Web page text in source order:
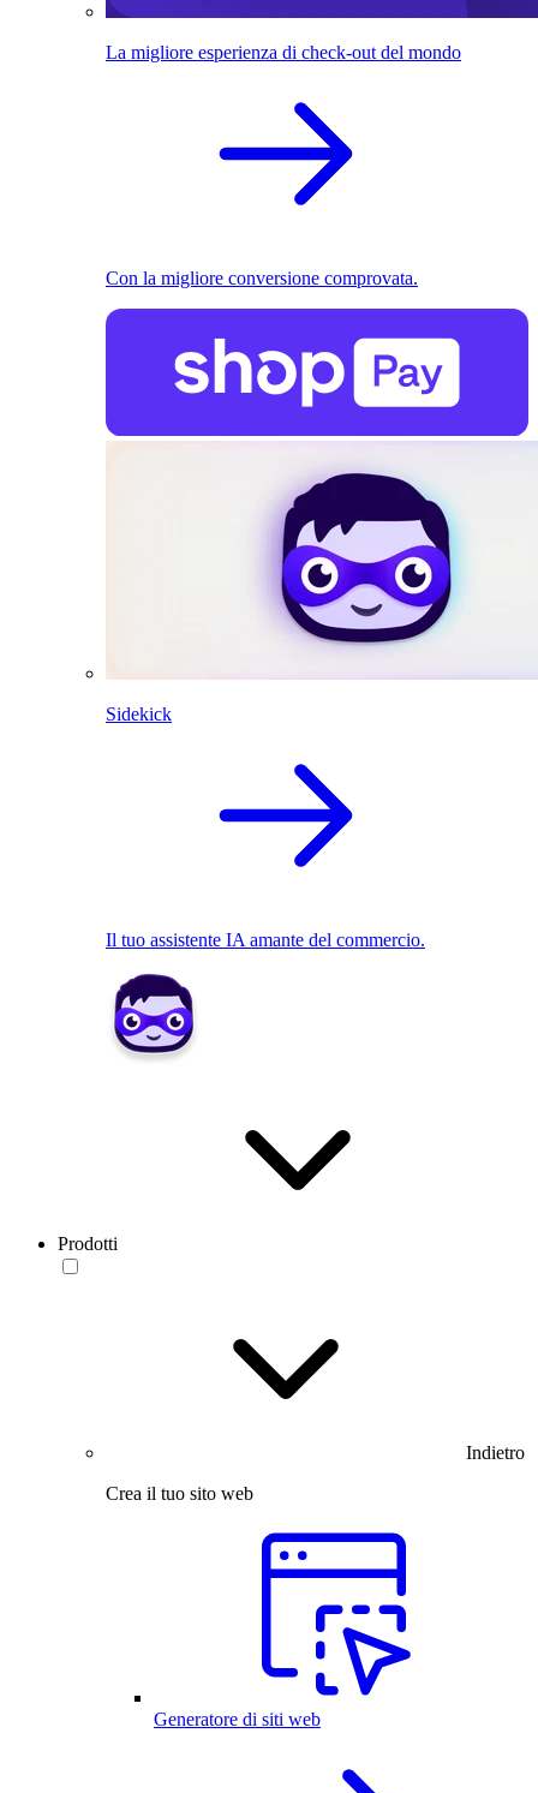
La migliore esperienza di check-out del mondo
Con la migliore conversione comprovata.
Sidekick
Il tuo assistente IA amante del commercio.
Prodotti
Indietro
Crea il tuo sito web
Generatore di siti web